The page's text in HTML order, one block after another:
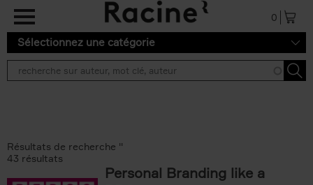
Aller au contenu principal
0
Sélectionnez une catégorie
Résultats de recherche ''
43 résultats
Personal Branding like a